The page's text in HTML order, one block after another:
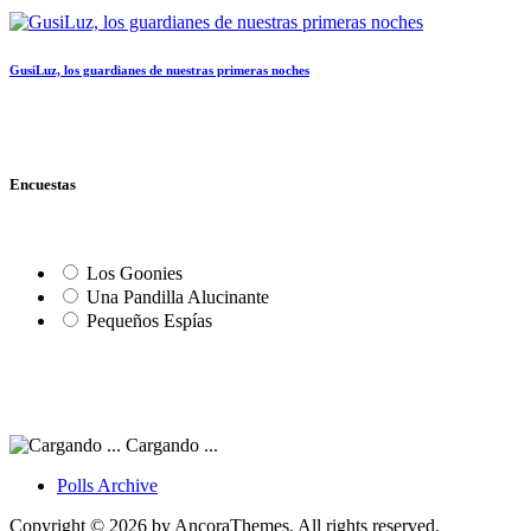
GusiLuz, los guardianes de nuestras primeras noches
Encuestas
Los Goonies
Una Pandilla Alucinante
Pequeños Espías
Cargando ...
Polls Archive
Copyright © 2026 by AncoraThemes. All rights reserved.